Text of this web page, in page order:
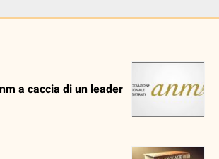
a caccia di un leader